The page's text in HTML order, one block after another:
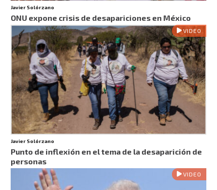
Javier Solórzano
ONU expone crisis de desapariciones en México
VIDEO
Javier Solórzano
Punto de inflexión en el tema de la desaparición de
personas
VIDEO